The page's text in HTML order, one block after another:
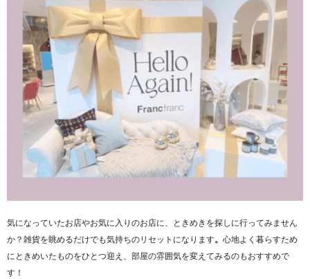
気になっていたお店やお気に入りのお店に、ときめきを探しに行ってみません
か？雑貨を眺めるだけでも気持ちのリセットになります。 心地よく暮らすため
にときめいたものをひとつ迎え、部屋の雰囲気を変えてみるのもおすすめで
す！